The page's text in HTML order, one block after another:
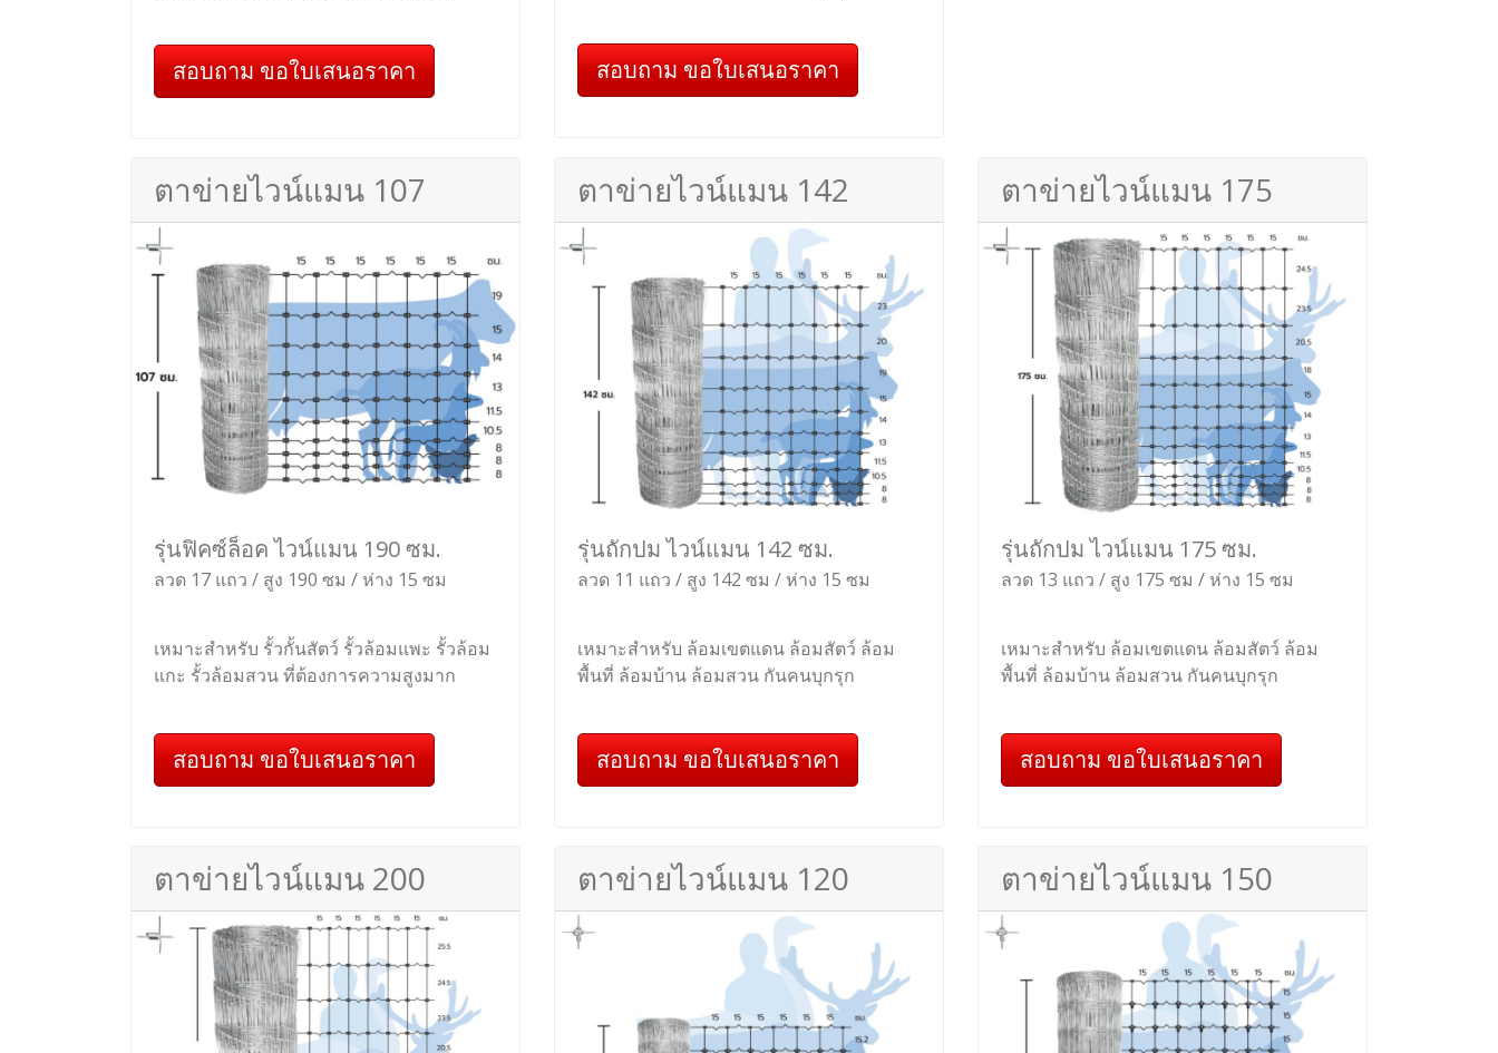
สอบถาม ขอใบเสนอราคา สอบถาม ขอใบเสนอราคา
ตาข่ายไวน์แมน 107
รุ่นฟิคซ์ล็อค ไวน์แมน 190 ซม.
ลวด 17 แถว / สูง 190 ซม / ห่าง 15 ซม
เหมาะสำหรับ รั้วกั้นสัตว์ รั้วล้อมแพะ รั้วล้อม
แกะ รั้วล้อมสวน ที่ต้องการความสูงมาก
สอบถาม ขอใบเสนอราคา
ตาข่ายไวน์แมน 142
รุ่นถักปม ไวน์แมน 142 ซม.
ลวด 11 แถว / สูง 142 ซม / ห่าง 15 ซม
เหมาะสำหรับ ล้อมเขตแดน ล้อมสัตว์ ล้อม
พื้นที่ ล้อมบ้าน ล้อมสวน กันคนบุกรุก
สอบถาม ขอใบเสนอราคา
ตาข่ายไวน์แมน 175
รุ่นถักปม ไวน์แมน 175 ซม.
ลวด 13 แถว / สูง 175 ซม / ห่าง 15 ซม
เหมาะสำหรับ ล้อมเขตแดน ล้อมสัตว์ ล้อม
พื้นที่ ล้อมบ้าน ล้อมสวน กันคนบุกรุก
สอบถาม ขอใบเสนอราคา
ตาข่ายไวน์แมน 200 ตาข่ายไวน์แมน 120 ตาข่ายไวน์แมน 150